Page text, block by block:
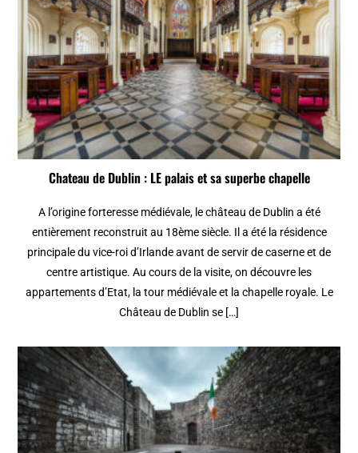
Chateau de Dublin : LE palais et sa superbe chapelle
A l’origine forteresse médiévale, le château de Dublin a été
entièrement reconstruit au 18ème siècle. Il a été la résidence
principale du vice-roi d’Irlande avant de servir de caserne et de
centre artistique. Au cours de la visite, on découvre les
appartements d’Etat, la tour médiévale et la chapelle royale. Le
Château de Dublin se […]